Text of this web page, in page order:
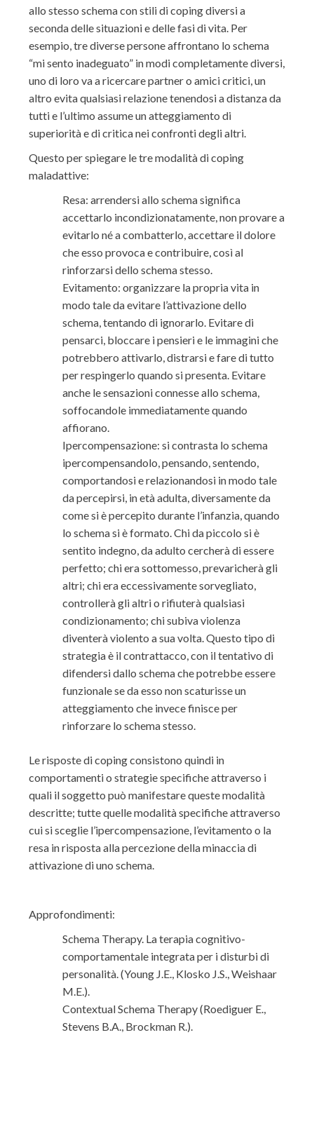
allo stesso schema con stili di coping diversi a
seconda delle situazioni e delle fasi di vita. Per
esempio, tre diverse persone affrontano lo schema
“mi sento inadeguato” in modi completamente diversi,
uno di loro va a ricercare partner o amici critici, un
altro evita qualsiasi relazione tenendosi a distanza da
tutti e l’ultimo assume un atteggiamento di
superiorità e di critica nei confronti degli altri.
Questo per spiegare le tre modalità di coping
maladattive:
Resa: arrendersi allo schema significa
accettarlo incondizionatamente, non provare a
evitarlo né a combatterlo, accettare il dolore
che esso provoca e contribuire, così al
rinforzarsi dello schema stesso.
Evitamento: organizzare la propria vita in
modo tale da evitare l’attivazione dello
schema, tentando di ignorarlo. Evitare di
pensarci, bloccare i pensieri e le immagini che
potrebbero attivarlo, distrarsi e fare di tutto
per respingerlo quando si presenta. Evitare
anche le sensazioni connesse allo schema,
soffocandole immediatamente quando
affiorano.
Ipercompensazione: si contrasta lo schema
ipercompensandolo, pensando, sentendo,
comportandosi e relazionandosi in modo tale
da percepirsi, in età adulta, diversamente da
come si è percepito durante l’infanzia, quando
lo schema si è formato. Chi da piccolo si è
sentito indegno, da adulto cercherà di essere
perfetto; chi era sottomesso, prevaricherà gli
altri; chi era eccessivamente sorvegliato,
controllerà gli altri o rifiuterà qualsiasi
condizionamento; chi subiva violenza
diventerà violento a sua volta. Questo tipo di
strategia è il contrattacco, con il tentativo di
difendersi dallo schema che potrebbe essere
funzionale se da esso non scaturisse un
atteggiamento che invece finisce per
rinforzare lo schema stesso.
Le risposte di coping consistono quindi in
comportamenti o strategie specifiche attraverso i
quali il soggetto può manifestare queste modalità
descritte; tutte quelle modalità specifiche attraverso
cui si sceglie l’ipercompensazione, l’evitamento o la
resa in risposta alla percezione della minaccia di
attivazione di uno schema.
Approfondimenti:
Schema Therapy. La terapia cognitivo-
comportamentale integrata per i disturbi di
personalità. (Young J.E., Klosko J.S., Weishaar
M.E.).
Contextual Schema Therapy (Roediguer E.,
Stevens B.A., Brockman R.).